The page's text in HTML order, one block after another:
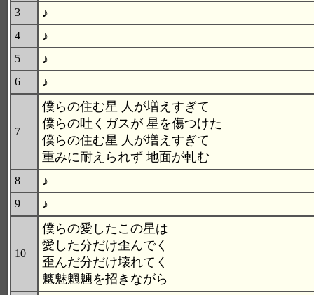
3 ♪
4 ♪
5 ♪
6 ♪
7
僕らの住む星 人が増えすぎて
僕らの吐くガスが 星を傷つけた
僕らの住む星 人が増えすぎて
重みに耐えられず 地面が軋む
8 ♪
9 ♪
10
僕らの愛したこの星は
愛した分だけ歪んでく
歪んだ分だけ壊れてく
魑魅魍魎を招きながら